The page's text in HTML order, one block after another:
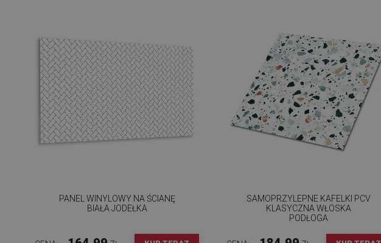
PANEL WINYLOWY NA ŚCIANĘ
BIAŁA JODEŁKA
SAMOPRZYLEPNE KAFELKI PCV
KLASYCZNA WŁOSKA
PODŁOGA